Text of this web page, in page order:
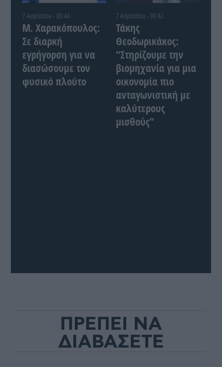
7 Αυγούστου - 09:44
Μ. Χαρακόπουλος:
Σε διαρκή
εγρήγορση για να
διασώσουμε τον
φυσικό πλούτο
7 Αυγούστου - 09:42
Τάκης
Θεοδωρικάκος:
“Στηρίζουμε την
βιομηχανία για μια
οικονομία πιο
ανταγωνιστική με
καλύτερους
μισθούς”
ΠΡΕΠΕΙ ΝΑ
ΔΙΑΒΑΣΕΤΕ